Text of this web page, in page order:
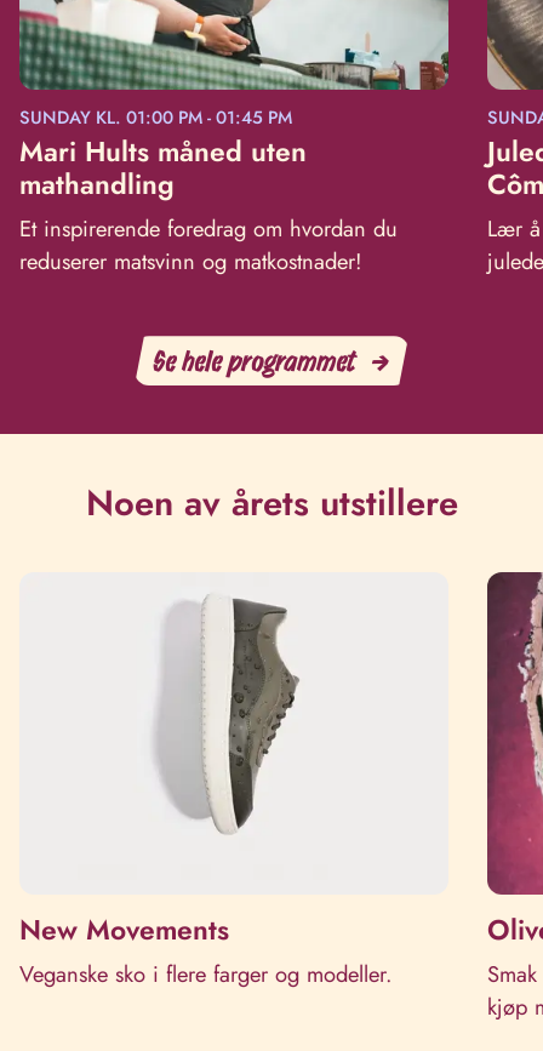
SUNDAY KL. 01:00 PM - 01:45 PM
Mari Hults måned uten
mathandling
Et inspirerende foredrag om hvordan du
reduserer matsvinn og matkostnader!
Lær å
Se hele programmet
Noen av årets utstillere
New Movements
Veganske sko i flere farger og modeller.
kjøp